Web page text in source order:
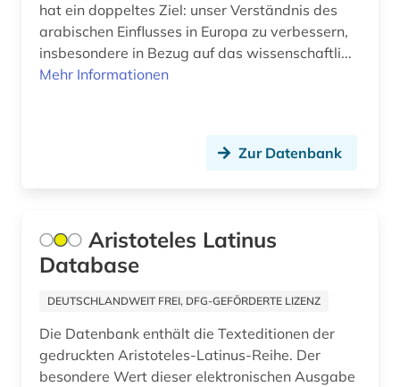
friedrich nietzsche (1)
frühe neuzeit (2)
geisteswissenschaften (11)
gender (1)
gender studies (1)
hat ein doppeltes Ziel: unser Verständnis des
arabischen Einflusses in Europa zu verbessern,
insbesondere in Bezug auf das wissenschaftli...
Mehr Informationen
Zur Datenbank
Aristoteles Latinus
Database
DEUTSCHLANDWEIT FREI, DFG-GEFÖRDERTE LIZENZ
Die Datenbank enthält die Texteditionen der
gedruckten Aristoteles-Latinus-Reihe. Der
besondere Wert dieser elektronischen Ausgabe